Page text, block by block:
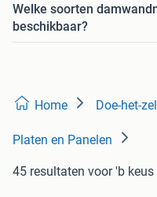
Welke soorten
beschikbaar?
Home Doe-het-
Platen en Panelen
45 resultaten voor 'b